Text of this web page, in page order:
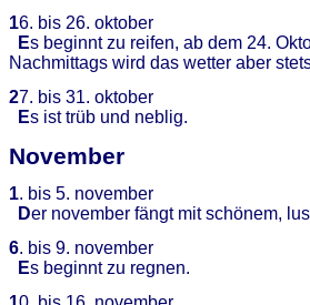
16. bis 26. oktober
Es beginnt zu reifen, ab dem 24.
Nachmittags wird das wetter aber
27. bis 31. oktober
Es ist trüb und neblig.
November
1. bis 5. november
Der november fängt mit schönem,
6. bis 9. november
Es beginnt zu regnen.